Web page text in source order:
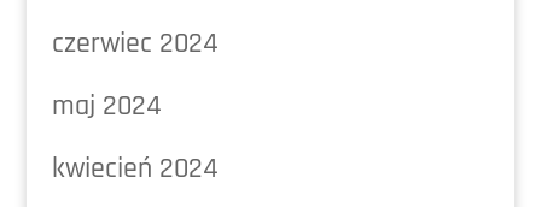
czerwiec 2024
maj 2024
kwiecień 2024